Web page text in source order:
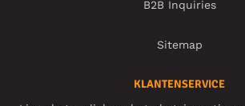
B2B Inquiries
Sitemap
KLANTENSERVICE